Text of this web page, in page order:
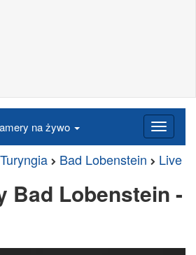
na żywo
Turyngia Bad Lobenstein Live
Bad Lobenstein -